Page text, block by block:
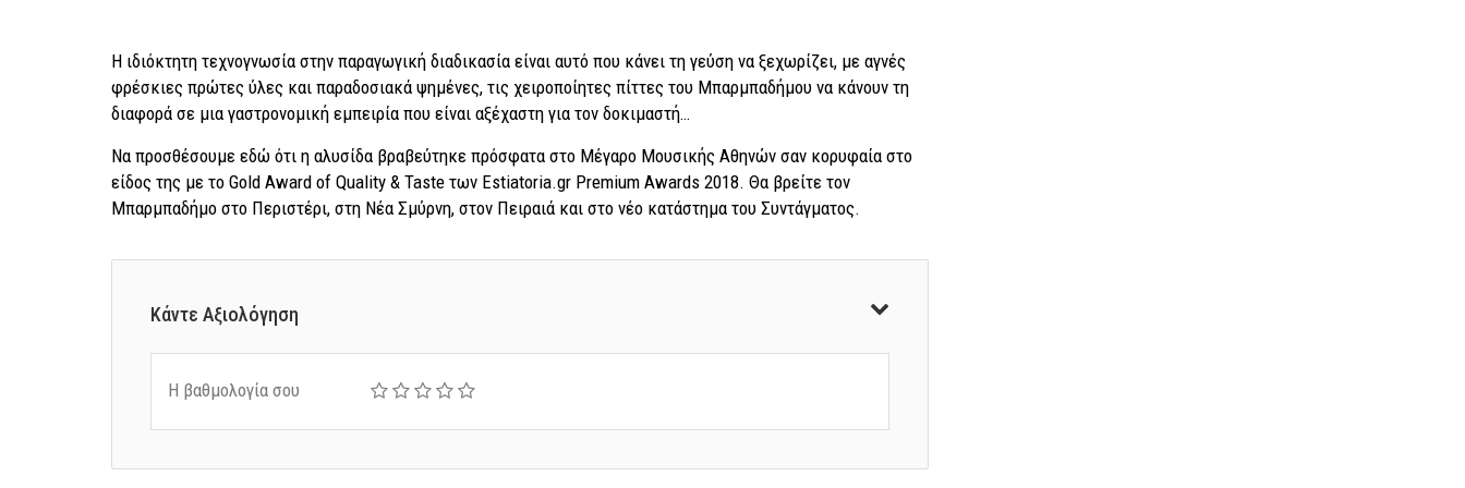
Η ιδιόκτητη τεχνογνωσία στην παραγωγική διαδικασία είναι αυτό που κάνει τη γεύση να ξεχωρίζει, με αγνές
φρέσκιες πρώτες ύλες και παραδοσιακά ψημένες, τις χειροποίητες πίττες του Μπαρμπαδήμου να κάνουν τη
διαφορά σε μια γαστρονομική εμπειρία που είναι αξέχαστη για τον δοκιμαστή…
Να προσθέσουμε εδώ ότι η αλυσίδα βραβεύτηκε πρόσφατα στο Μέγαρο Μουσικής Αθηνών σαν κορυφαία στο
είδος της με το Gold Award of Quality & Taste των Estiatoria.gr Premium Awards 2018. Θα βρείτε τον
Μπαρμπαδήμο στο Περιστέρι, στη Νέα Σμύρνη, στον Πειραιά και στο νέο κατάστημα του Συντάγματος.
Κάντε Αξιολόγηση
Η βαθμολογία σου